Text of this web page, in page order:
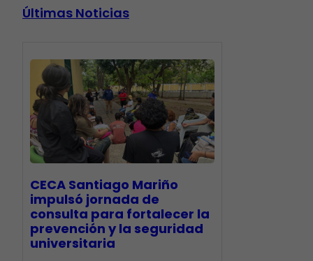
Últimas Noticias
CECA Santiago Mariño
impulsó jornada de
consulta para fortalecer la
prevención y la seguridad
universitaria